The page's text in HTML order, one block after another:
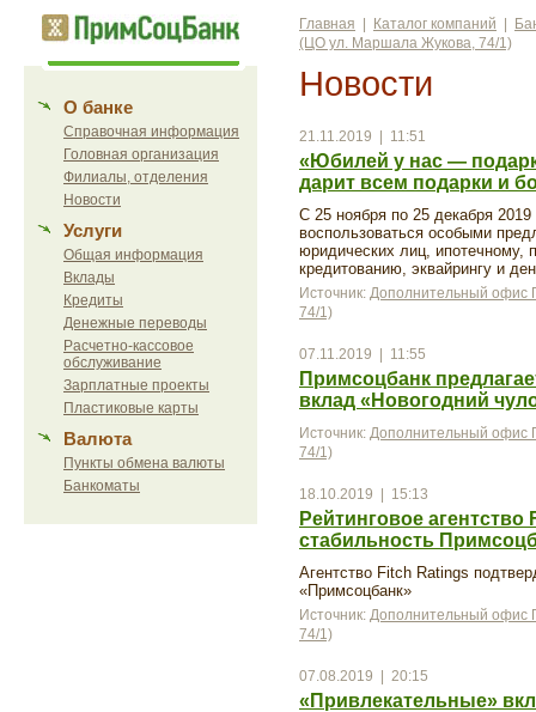
О банке
Справочная информация
Головная организация
Филиалы, отделения
Новости
Услуги
Общая информация
Вклады
Кредиты
Денежные переводы
Расчетно-кассовое
обслуживание
Зарплатные проекты
Пластиковые карты
Валюта
Пункты обмена валюты
Банкоматы
Главная Каталог компаний
(ЦО ул. Маршала Жукова, 74/1)
Новости
21.11.2019 | 11:51
«Юбилей у нас —
дарит всем подарки и
С 25 ноября по 25 декабря
воспользоваться особыми
юридических лиц, ипотечному,
кредитованию, эквайрингу и
Источник: Дополнительный офис
74/1)
07.11.2019 | 11:55
Примсоцбанк
вклад «Новогодний
Источник: Дополнительный офис
74/1)
18.10.2019 | 15:13
Рейтинговое
стабильность
Агентство Fitch Ratings
«Примсоцбанк»
Источник: Дополнительный офис
74/1)
07.08.2019 | 20:15
«Привлекательные»